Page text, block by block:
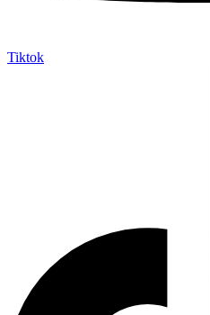
Tiktok